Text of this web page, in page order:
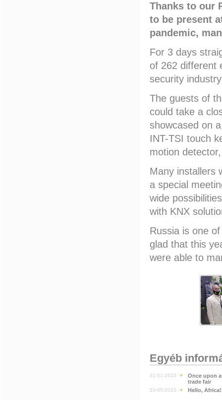
Thanks to our
to be present
pandemic,
For 3 days
of 262 different
security
The guests of
could take a
showcased on
INT-TSI touch
motion
Many installers
a special
wide
with KNX
Russia is one
glad that this
were able to
Egyéb
31-01-2023
Once upon a
trade fair
23-05-2022 Hello,